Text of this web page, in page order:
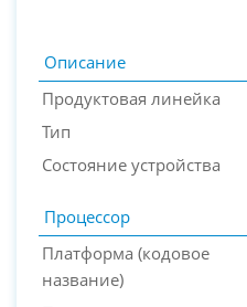
Описание
Продуктовая линейка
Тип
Состояние устройства
Процессор
Платформа (кодовое
название)